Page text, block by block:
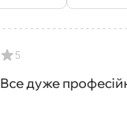
5
Все дуже